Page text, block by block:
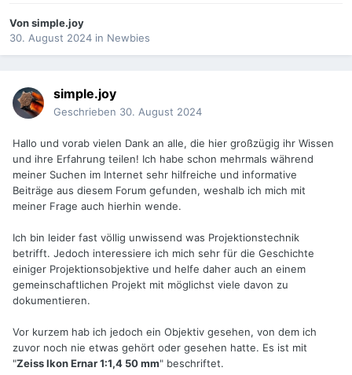
Vonsimple.joy
30. August 2024 in Newbies
simple.joy
Geschrieben 30. August 2024
Hallo und vorab vielen Dank an alle, die hier großzügig ihr Wissen
und ihre Erfahrung teilen! Ich habe schon mehrmals während
meiner Suchen im Internet sehr hilfreiche und informative
Beiträge aus diesem Forum gefunden, weshalb ich mich mit
meiner Frage auch hierhin wende.
Ich bin leider fast völlig unwissend was Projektionstechnik
betrifft. Jedoch interessiere ich mich sehr für die Geschichte
einiger Projektionsobjektive und helfe daher auch an einem
gemeinschaftlichen Projekt mit möglichst viele davon zu
dokumentieren.
Vor kurzem hab ich jedoch ein Objektiv gesehen, von dem ich
zuvor noch nie etwas gehört oder gesehen hatte. Es ist mit
"Zeiss Ikon Ernar 1:1,4 50 mm" beschriftet.